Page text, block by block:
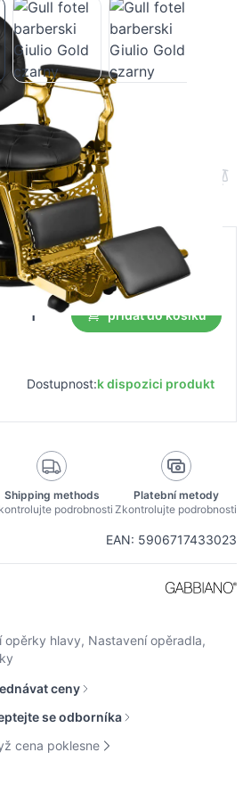
Giulio Gold czarny
EAN: 5906717433023
hlavy, Nastavení opěradla,
Maloobchodní cena
25 852,57 Kč
přidat do košíku
Dostupnost:k dispozici produkt
Shipping methods
podrobnosti
Platební metody
Zkontrolujte podrobnosti
ceny
se odborníka
cena poklesne